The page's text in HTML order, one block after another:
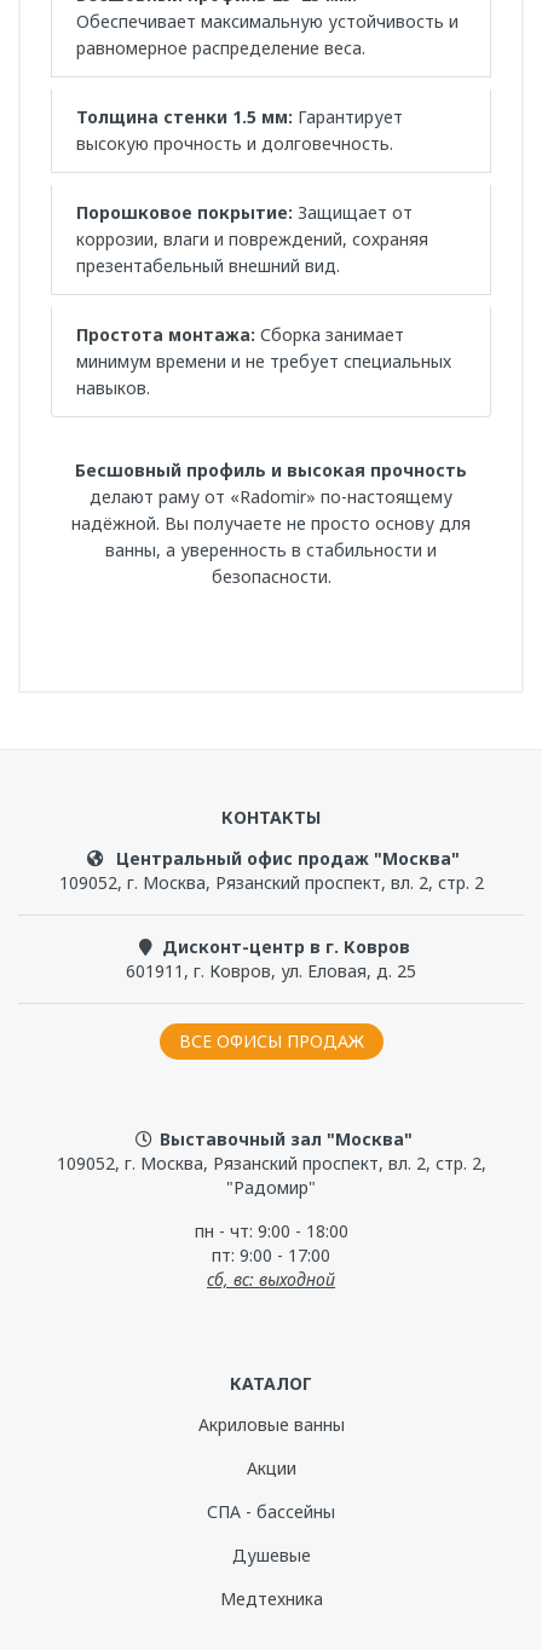
Обеспечивает максимальную устойчивость и
равномерное распределение веса.
Толщина стенки 1.5 мм: Гарантирует
высокую прочность и долговечность.
Порошковое покрытие: Защищает от
коррозии, влаги и повреждений, сохраняя
презентабельный внешний вид.
Простота монтажа: Сборка занимает
минимум времени и не требует специальных
навыков.
Бесшовный профиль и высокая прочность
делают раму от «Radomir» по-настоящему
надёжной. Вы получаете не просто основу для
ванны, а уверенность в стабильности и
безопасности.
Гарантийный срок, мес
120
Материал изделия
Профильная стальная труба 25х25х1,5 мм
зарегистрироваться
КОНТАКТЫ
Центральный офис продаж "Москва"
109052, г. Москва, Рязанский проспект, вл. 2, стр. 2
Дисконт-центр в г. Ковров
601911 , г. Ковров, ул. Еловая, д. 25
ВСЕ ОФИСЫ ПРОДАЖ
Выставочный зал "Москва"
109052, г. Москва, Рязанский проспект, вл. 2, стр. 2,
"Радомир"
пн - чт: 9:00 - 18:00
пт: 9:00 - 17:00
сб, вс: выходной
КАТАЛОГ
Акриловые ванны
Акции
СПА - бассейны
Душевые
Медтехника